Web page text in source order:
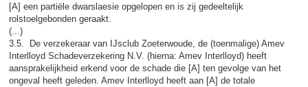
[A] een partiële dwarslaesie opgelopen en is zij gedeeltelijk
rolstoelgebonden geraakt.
(...)
3.5. De verzekeraar van IJsclub Zoeterwoude, de (toenmalige) Amev
Interlloyd Schadeverzekering N.V. (hierna: Amev Interlloyd) heeft
aansprakelijkheid erkend voor de schade die [A] ten gevolge van het
ongeval heeft geleden. Amev Interlloyd heeft aan [A] de totale